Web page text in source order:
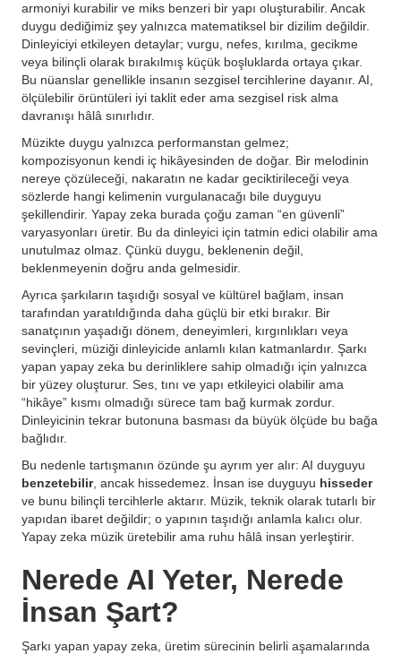
armoniyi kurabilir ve miks benzeri bir yapı oluşturabilir. Ancak
duygu dediğimiz şey yalnızca matematiksel bir dizilim değildir.
Dinleyiciyi etkileyen detaylar; vurgu, nefes, kırılma, gecikme
veya bilinçli olarak bırakılmış küçük boşluklarda ortaya çıkar.
Bu nüanslar genellikle insanın sezgisel tercihlerine dayanır. AI,
ölçülebilir örüntüleri iyi taklit eder ama sezgisel risk alma
davranışı hâlâ sınırlıdır.
Müzikte duygu yalnızca performanstan gelmez;
kompozisyonun kendi iç hikâyesinden de doğar. Bir melodinin
nereye çözüleceği, nakaratın ne kadar geciktirileceği veya
sözlerde hangi kelimenin vurgulanacağı bile duyguyu
şekillendirir. Yapay zeka burada çoğu zaman “en güvenli”
varyasyonları üretir. Bu da dinleyici için tatmin edici olabilir ama
unutulmaz olmaz. Çünkü duygu, beklenenin değil,
beklenmeyenin doğru anda gelmesidir.
Ayrıca şarkıların taşıdığı sosyal ve kültürel bağlam, insan
tarafından yaratıldığında daha güçlü bir etki bırakır. Bir
sanatçının yaşadığı dönem, deneyimleri, kırgınlıkları veya
sevinçleri, müziği dinleyicide anlamlı kılan katmanlardır. Şarkı
yapan yapay zeka bu derinliklere sahip olmadığı için yalnızca
bir yüzey oluşturur. Ses, tını ve yapı etkileyici olabilir ama
“hikâye” kısmı olmadığı sürece tam bağ kurmak zordur.
Dinleyicinin tekrar butonuna basması da büyük ölçüde bu bağa
bağlıdır.
Bu nedenle tartışmanın özünde şu ayrım yer alır: AI duyguyu
benzetebilir, ancak hissedemez. İnsan ise duyguyu hisseder
ve bunu bilinçli tercihlerle aktarır. Müzik, teknik olarak tutarlı bir
yapıdan ibaret değildir; o yapının taşıdığı anlamla kalıcı olur.
Yapay zeka müzik üretebilir ama ruhu hâlâ insan yerleştirir.
Nerede AI Yeter, Nerede
İnsan Şart?
Şarkı yapan yapay zeka, üretim sürecinin belirli aşamalarında